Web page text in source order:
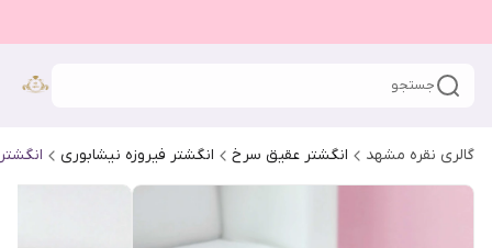
جستجو
گالری نقره مشهد انگشتر عقیق سرخ انگشتر فیروزه نیشابوری